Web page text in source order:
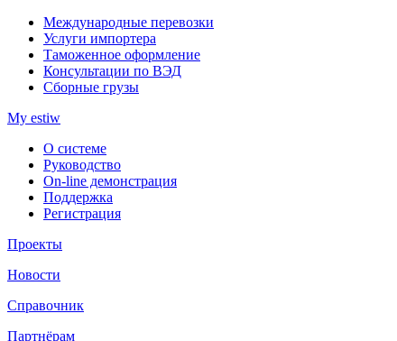
Международные перевозки
Услуги импортера
Таможенное оформление
Консультации по ВЭД
Сборные грузы
My estiw
О системе
Руководство
On-line демонстрация
Поддержка
Регистрация
Проекты
Новости
Справочник
Партнёрам